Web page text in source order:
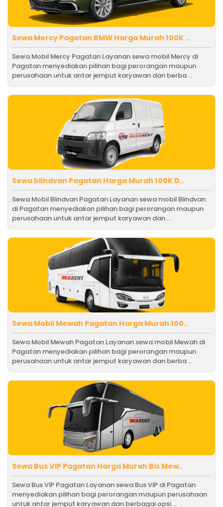
Sewa Mercy Pagatan BMW Harga Murah 100K ..
Sewa Mobil Mercy Pagatan Layanan sewa mobil Mercy di
Pagatan menyediakan pilihan bagi perorangan maupun
perusahaan untuk antar jemput karyawan dan berba ...
Sewa blindvan Pagatan Harga Murah 100K D..
Sewa Mobil Blindvan Pagatan Layanan sewa mobil Blindvan
di Pagatan menyediakan pilihan bagi perorangan maupun
perusahaan untuk antar jemput karyawan dan ...
Sewa Mobil Mewah Pagatan Harga Murah 100..
Sewa Mobil Mewah Pagatan Layanan sewa mobil Mewah di
Pagatan menyediakan pilihan bagi perorangan maupun
perusahaan untuk antar jemput karyawan dan berba ...
Sewa Bus VIP Pagatan Harga Murah Bis Mew..
Sewa Bus VIP Pagatan Layanan sewa Bus VIP di Pagatan
menyediakan pilihan bagi perorangan maupun perusahaan
untuk antar jemput karyawan dan berbagai opsi ...